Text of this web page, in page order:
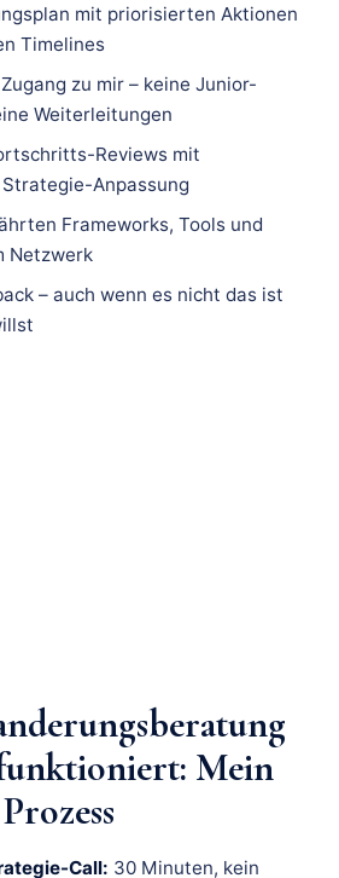
mit priorisierten Aktionen
Timelines
zu mir – keine Junior-
Weiterleitungen
Reviews mit
Anpassung
Frameworks, Tools und
Netzwerk
– auch wenn es nicht das ist
Mein
Call: 30 Minuten, kein